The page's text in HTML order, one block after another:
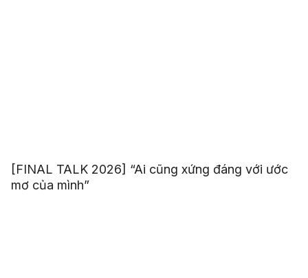
[FINAL TALK 2026] “Ai cũng xứng đáng với ước
mơ của mình”